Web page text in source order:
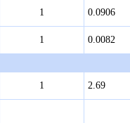
1
0.0906
1 0.0082
1
2.69